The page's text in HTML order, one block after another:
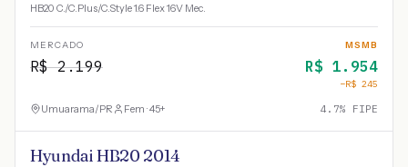
HB20 C./C.Plus/C.Style 1.6 Flex 16V Mec.
MERCADO
R$2.199
MSMB
R$ 1.954
−R$ 245
Umuarama/PR Fem · 45+ 4.7% FIPE
Hyundai HB20 2014